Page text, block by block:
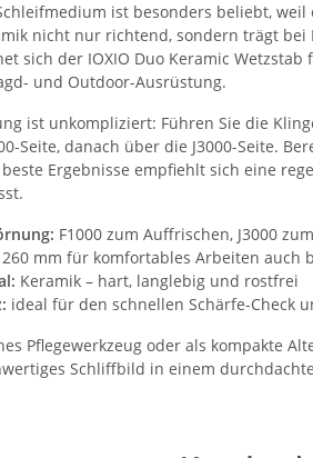
ist besonders beliebt, weil
nicht nur richtend, sondern trägt
sich der IOXIO Duo Keramic
und Outdoor-Ausrüstung.
ist unkompliziert: Führen Sie die
Seite, danach über die J3000-Seite.
Ergebnisse empfiehlt sich eine
F1000 zum Auffrischen, J3000
260 mm für komfortables Arbeiten auch
Keramik – hart, langlebig und rostfrei
ideal für den schnellen Schärfe-Check
Pflegewerkzeug oder als kompakte
Schliffbild in einem